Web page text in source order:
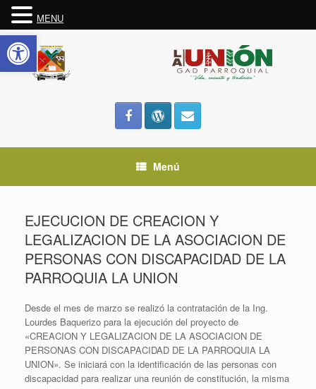
Abrir barra de herramientas
Saltar
contenido
Menú
EJECUCION DE CREACION Y
LEGALIZACION DE LA ASOCIACION DE
PERSONAS CON DISCAPACIDAD DE LA
PARROQUIA LA UNION
Desde el mes de marzo se realizó la contratación de la Ing.
Lourdes Baquerizo para la ejecución del proyecto de
«CREACION Y LEGALIZACION DE LA ASOCIACION DE
PERSONAS CON DISCAPACIDAD DE LA PARROQUIA LA
UNION». Se iniciará con la identificación de las personas con
discapacidad para realizar una reunión de constitución, la misma
MENU